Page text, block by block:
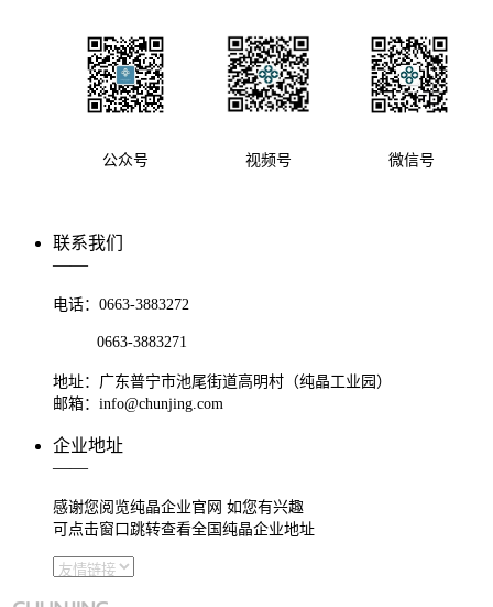
公众号 视频号 微信号
联系我们
——
电话：0663-3883272
0663-3883271
地址：广东普宁市池尾街道高明村（纯晶工业园）
邮箱：info@chunjing.com
企业地址
——
感谢您阅览纯晶企业官网 如您有兴趣
可点击窗口跳转查看全国纯晶企业地址